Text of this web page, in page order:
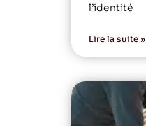
l’identité
Lire la suite »